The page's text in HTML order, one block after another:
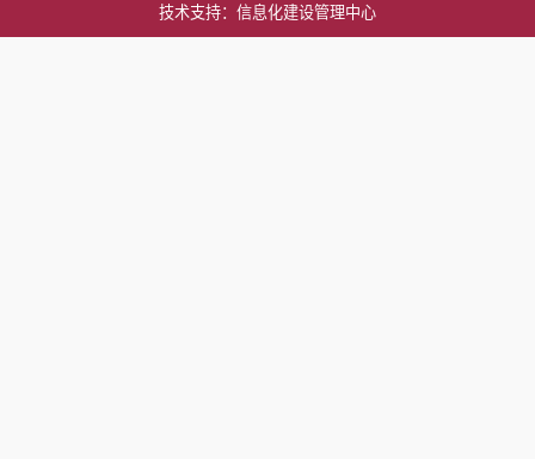
技术支持：信息化建设管理中心